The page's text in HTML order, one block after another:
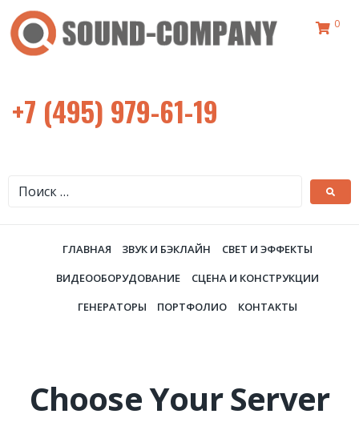
0
+7 (495) 979-61-19
ГЛАВНАЯ ЗВУК И БЭКЛАЙН
СВЕТ И ЭФФЕКТЫ
ВИДЕООБОРУДОВАНИЕ
СЦЕНА И КОНСТРУКЦИИ
ГЕНЕРАТОРЫ
ПОРТФОЛИО КОНТАКТЫ
Choose Your Server